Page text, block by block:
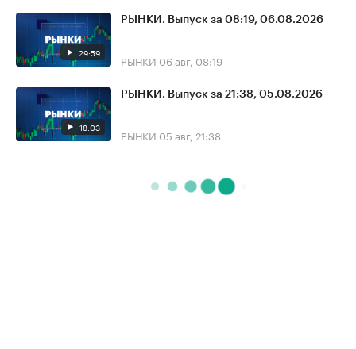
29:59
РЫНКИ. Выпуск за 08:19, 06.08.2026
РЫНКИ 06 авг, 08:19
18:03
РЫНКИ. Выпуск за 21:38, 05.08.2026
РЫНКИ 05 авг, 21:38